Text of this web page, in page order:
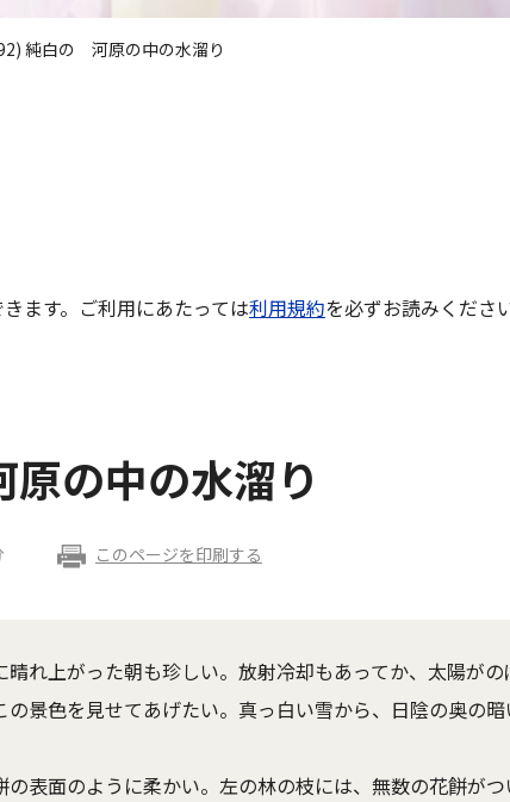
純白の 河原の中の水溜り
ます。ご利用にあたっては利用規約を必ずお読みくださ
の中の水溜り
このページを印刷する
れ上がった朝も珍しい。放射冷却もあってか、太陽がの
景色を見せてあげたい。真っ白い雪から、日陰の奥の
表面のように柔かい。左の林の枝には、無数の花餅がつ